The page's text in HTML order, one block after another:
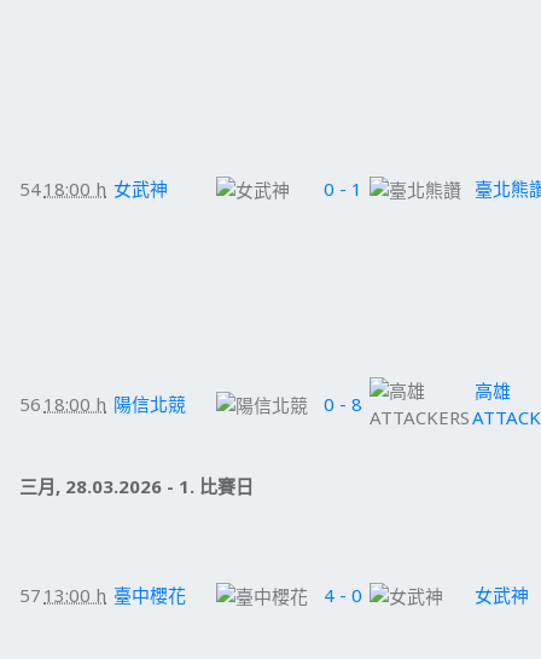
5418:00 h 女武神 0 - 1 臺北熊
56 18:00 h 陽信北競 0 - 8
高雄
三月, 28.03.2026 - 1. 比賽日
57 13:00 h 臺中櫻花 4 - 0 女武神